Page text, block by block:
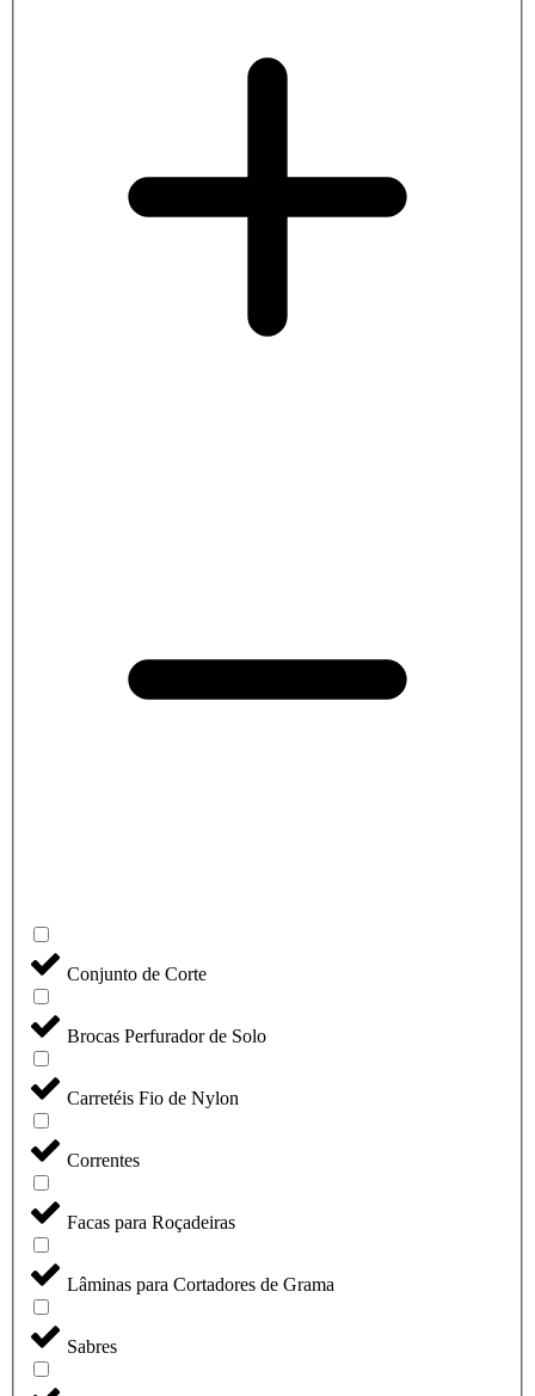
Conjunto de Corte
Brocas Perfurador de Solo
Carretéis Fio de Nylon
Correntes
Facas para Roçadeiras
Lâminas para Cortadores de Grama
Sabres